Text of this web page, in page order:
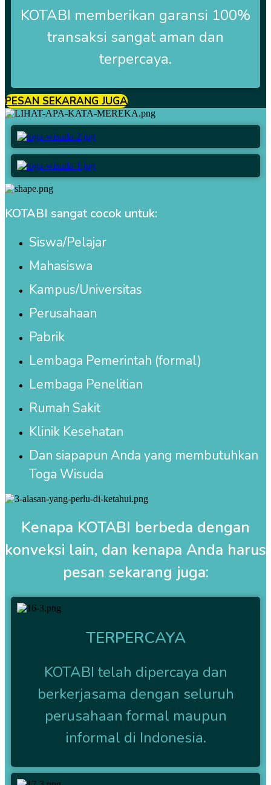
KOTABI memberikan garansi 100%
transaksi sangat aman dan
terpercaya.
PESAN SEKARANG JUGA
KOTABI sangat cocok untuk:
Siswa/Pelajar
Mahasiswa
Kampus/Universitas
Perusahaan
Pabrik
Lembaga Pemerintah (formal)
Lembaga Penelitian
Rumah Sakit
Klinik Kesehatan
Dan siapapun Anda yang membutuhkan
Toga Wisuda
Kenapa KOTABI berbeda dengan
konveksi lain, dan kenapa Anda harus
pesan sekarang juga:
TERPERCAYA
KOTABI telah dipercaya dan
berkerjasama dengan seluruh
perusahaan formal maupun
informal di Indonesia.